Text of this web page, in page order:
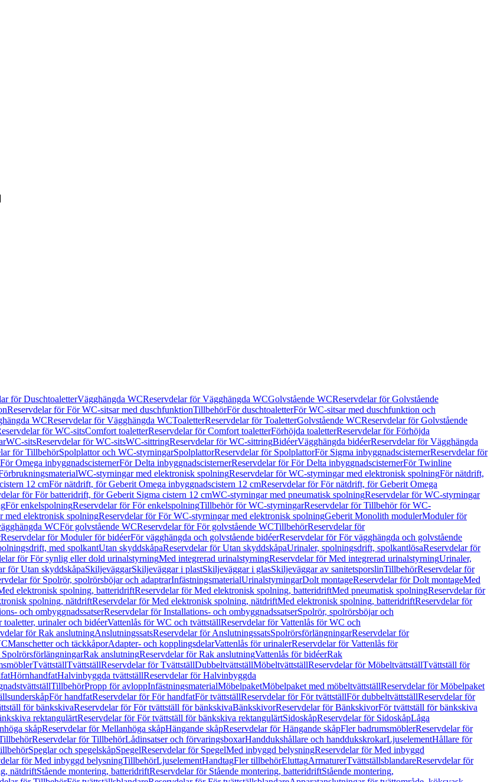
för DuschtoaletterVägghängda WCReservdelar för Vägghängda WCGolvstående WCReservdelar för Golvstående
Reservdelar för För WC-sitsar med duschfunktionTillbehörFör duschtoaletterFör WC-sitsar med duschfunktion och
WCReservdelar för Vägghängda WCToaletterReservdelar för ToaletterGolvstående WCReservdelar för Golvstående
för WC-sitsComfort toaletterReservdelar för Comfort toaletterFörhöjda toaletterReservdelar för Förhöjda
WC-sitsReservdelar för WC-sitsWC-sittringReservdelar för WC-sittringBidéerVägghängda bidéerReservdelar för Vägghängda
för TillbehörSpolplattor och WC-styrningarSpolplattorReservdelar för SpolplattorFör Sigma inbyggnadscisternerReservdelar för
Omega inbyggnadscisternerFör Delta inbyggnadscisternerReservdelar för För Delta inbyggnadscisternerFör Twinline
WC-styrningar med elektronisk spolningReservdelar för WC-styrningar med elektronisk spolningFör nätdrift,
12 cmFör nätdrift, för Geberit Omega inbyggnadscistern 12 cmReservdelar för För nätdrift, för Geberit Omega
för För batteridrift, för Geberit Sigma cistern 12 cmWC-styrningar med pneumatisk spolningReservdelar för WC-styrningar
För enkelspolningReservdelar för För enkelspolningTillbehör för WC-styrningarReservdelar för Tillbehör för WC-
med elektronisk spolningReservdelar för För WC-styrningar med elektronisk spolningGeberit Monolith modulerModuler för
WCFör golvstående WCReservdelar för För golvstående WCTillbehörReservdelar för
Reservdelar för Moduler för bidéerFör vägghängda och golvstående bidéerReservdelar för För vägghängda och golvstående
med spolkantUtan skyddskåpaReservdelar för Utan skyddskåpaUrinaler, spolningsdrift, spolkantlösaReservdelar för
för För synlig eller dold urinalstyrningMed integrerad urinalstyrningReservdelar för Med integrerad urinalstyrningUrinaler,
för Utan skyddskåpaSkiljeväggarSkiljeväggar i plastSkiljeväggar i glasSkiljeväggar av sanitetsporslinTillbehörReservdelar för
för Spolrör, spolrörsböjar och adaptrarInfästningsmaterialUrinalstyrningarDolt montageReservdelar för Dolt montageMed
elektronisk spolning, batteridriftReservdelar för Med elektronisk spolning, batteridriftMed pneumatisk spolningReservdelar för
spolning, nätdriftReservdelar för Med elektronisk spolning, nätdriftMed elektronisk spolning, batteridriftReservdelar för
och ombyggnadssatserReservdelar för Installations- och ombyggnadssatserSpolrör, spolrörsböjar och
urinaler och bidéerVattenlås för WC och tvättställReservdelar för Vattenlås för WC och
för Rak anslutningAnslutningssatsReservdelar för AnslutningssatsSpolrörsförlängningarReservdelar för
Manschetter och täckkåporAdapter- och kopplingsdelarVattenlås för urinalerReservdelar för Vattenlås för
Rak anslutningReservdelar för Rak anslutningVattenlås för bidéerRak
TvättställTvättställReservdelar för TvättställDubbeltvättställMöbeltvättställReservdelar för MöbeltvättställTvättställ för
HörnhandfatHalvinbyggda tvättställReservdelar för Halvinbyggda
TillbehörPropp för avloppInfästningsmaterialMöbelpaketMöbelpaket med möbeltvättställReservdelar för Möbelpaket
För handfatReservdelar för För handfatFör tvättställReservdelar för För tvättställFör dubbeltvättställReservdelar för
för bänkskivaReservdelar för För tvättställ för bänkskivaBänkskivorReservdelar för BänkskivorFör tvättställ för bänkskiva
rektangulärtReservdelar för För tvättställ för bänkskiva rektangulärtSidoskåpReservdelar för SidoskåpLåga
skåpReservdelar för Mellanhöga skåpHängande skåpReservdelar för Hängande skåpFler badrumsmöblerReservdelar för
Reservdelar för TillbehörLådinsatser och förvaringsboxarHanddukshållare och handdukskrokarLjuselementHållare för
Speglar och spegelskåpSpegelReservdelar för SpegelMed inbyggd belysningReservdelar för Med inbyggd
för Med inbyggd belysningTillbehörLjuselementHandtagFler tillbehörEluttagArmaturerTvättställsblandareReservdelar för
nätdriftStående montering, batteridriftReservdelar för Stående montering, batteridriftStående montering,